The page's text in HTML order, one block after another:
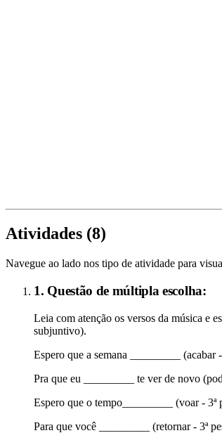
Atividades (8)
Navegue ao lado nos tipo de atividade para
1. Questão de múltipla escolha:
Leia com atenção os versos da música e
subjuntivo).
Espero que a semana _________
Pra que eu _________ te ver de novo
Espero que o tempo_________ (voar -
Para que você _________ (retornar - 3ª